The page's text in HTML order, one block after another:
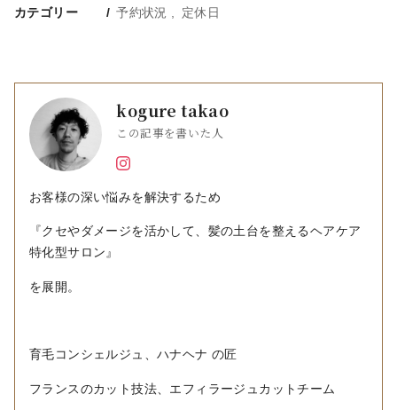
カテゴリー 予約状況 定休日
kogure takao
この記事を書いた人
お客様の深い悩みを解決するため
『クセやダメージを活かして、髪の土台を整えるヘアケア
特化型サロン』
を展開。
育毛コンシェルジュ、ハナヘナ の匠
フランスのカット技法、エフィラージュカットチーム